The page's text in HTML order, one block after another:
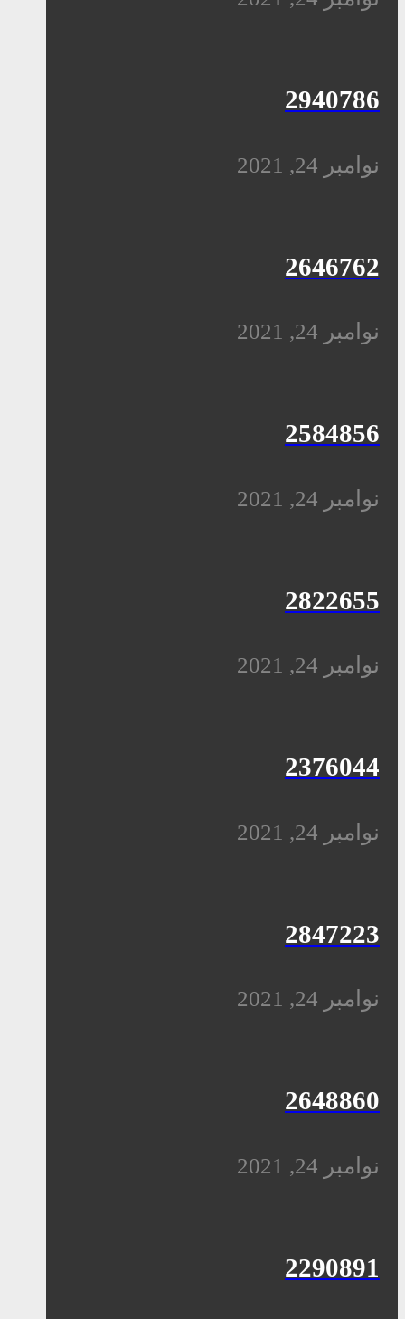
2940786
نوامبر 24, 2021
2646762
نوامبر 24, 2021
2584856
نوامبر 24, 2021
2822655
نوامبر 24, 2021
2376044
نوامبر 24, 2021
2847223
نوامبر 24, 2021
2648860
نوامبر 24, 2021
2290891